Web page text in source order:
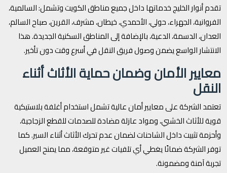
تقدم أنوار الخليج خدماتها داخل جميع مناطق الكويت وتشمل: السالمية،
الفروانية، الجهراء، حولي، الأحمدي، خيطان، مشرف، القرين، صباح السالم،
العدان، الدسمة، الدعية، بالإضافة إلى المناطق السكنية الجديدة. هذا
الانتشار الواسع يضمن وصول فريق النقل في أسرع وقت دون تأخير.
معايير الأمان وضمان حماية الأثاث أثناء
النقل
تعتمد الشركة على معايير أمان عالية تشمل استخدام أغلفة بلاستيكية
قوية للأثاث الخشبي، ومواد عازلة مضادة للصدمات للقطع الزجاجية،
وأحزمة تثبيت داخل الشاحنات لضمان عدم تحرك الأثاث أثناء السير. كما
توفر الشركة ضمانًا يغطي أي تلفيات غير متوقعة، مما يمنح العميل
تجربة آمنة ومضمونة.